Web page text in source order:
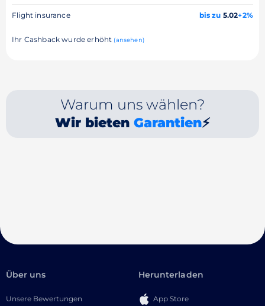
Flight insurance bis zu 5.02+2%
Ihr Cashback wurde erhöht (ansehen)
Warum uns wählen?
Wir bieten Garantien⚡
Über uns
Unsere Bewertungen
Herunterladen
App Store